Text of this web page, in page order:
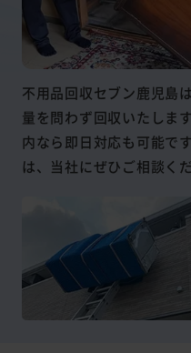
不用品回収セブン鹿児島
量を問わず回収いたしま
内なら即日対応も可能で
は、当社にぜひご相談く